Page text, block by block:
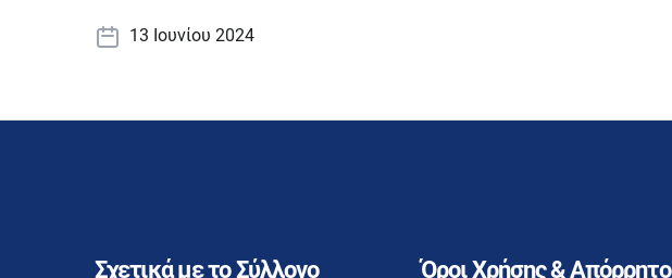
13 Ιουνίου 2024
Σχετικά με το Σύλλογο Όροι Χρήσης & Απόρρητο